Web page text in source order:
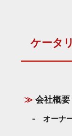
ケータ
会社概要
オーナ